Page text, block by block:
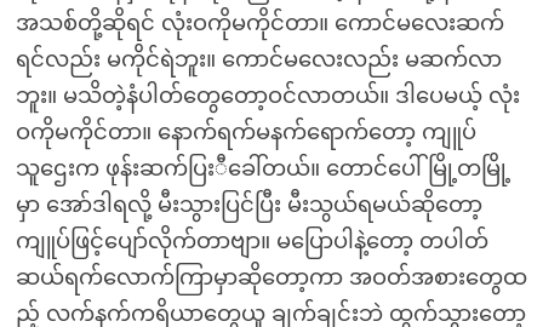
အသစ်တို့ဆိုရင် လုံးဝကိုမကိုင်တာ။ ကောင်မလေးဆက်
ရင်လည်း မကိုင်ရဲဘူး။ ကောင်မလေးလည်း မဆက်လာ
ဘူး။ မသိတဲ့နံပါတ်တွေတော့ဝင်လာတယ်။ ဒါပေမယ့် လုံး
ဝကိုမကိုင်တာ။ နောက်ရက်မနက်ရောက်တော့ ကျူပ်
သူဌေးက ဖုန်းဆက်ပြးီခေါ်တယ်။ တောင်ပေါ်မြို့တမြို့
မှာ အော်ဒါရလို့ မီးသွားပြင်ပြီး မီးသွယ်ရမယ်ဆိုတော့
ကျူပ်ဖြင့်ပျော်လိုက်တာဗျာ။ မပြောပါနဲ့တော့ တပါတ်
ဆယ်ရက်လောက်ကြာမှာဆိုတော့ကာ အဝတ်အစားတွေထ
ည့် လက်နက်ကရိယာတွေယူ ချက်ချင်းဘဲ ထွက်သွားတော့